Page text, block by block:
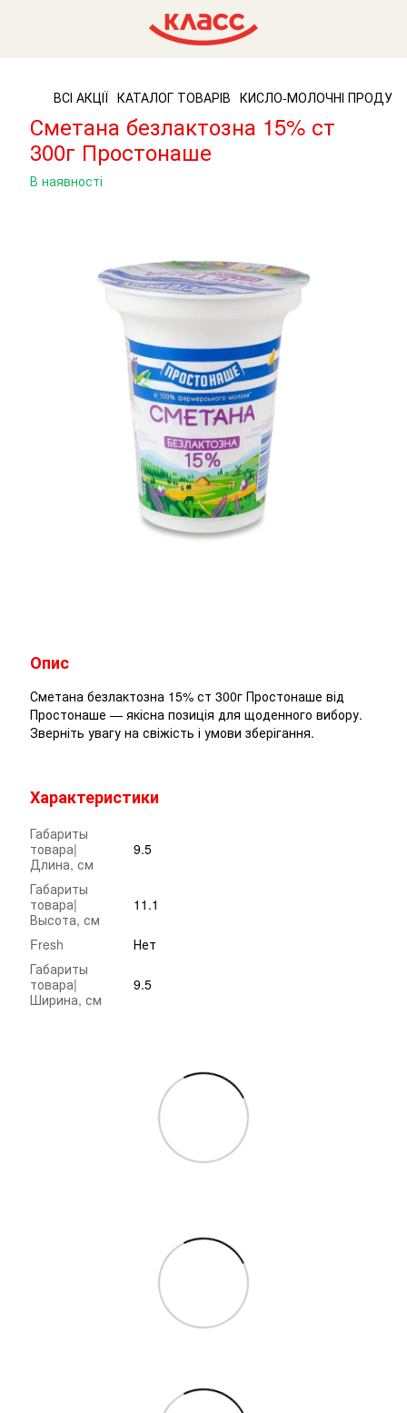
ВСІ АКЦІЇ КАТАЛОГ ТОВАРІВ КИСЛО-МОЛОЧНІ
Сметана безлактозна 15% ст
300г Простонаше
В наявності
Опис
Сметана безлактозна 15% ст 300г Простонаше від
Простонаше — якісна позиція для щоденного вибору.
Зверніть увагу на свіжість і умови зберігання.
Характеристики
Габариты
товара|
Длина, см
9.5
Габариты
товара|
Высота, см
11.1
Fresh
Нет
Габариты
товара|
Ширина, см
9.5